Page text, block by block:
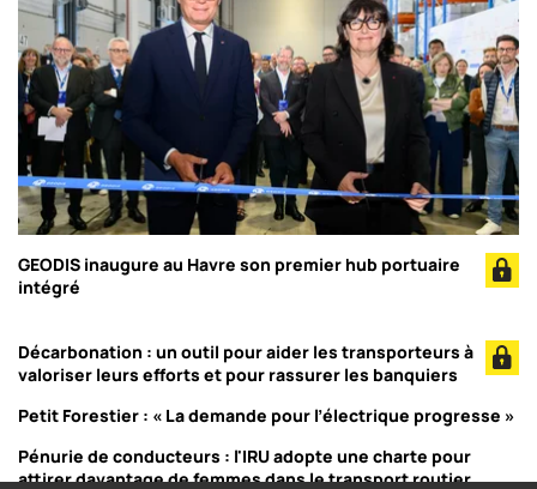
GEODIS inaugure au Havre son premier hub portuaire
intégré
Décarbonation : un outil pour aider les transporteurs à
valoriser leurs efforts et pour rassurer les banquiers
Petit Forestier : « La demande pour l’électrique progresse »
Pénurie de conducteurs : l'IRU adopte une charte pour
attirer davantage de femmes dans le transport routier